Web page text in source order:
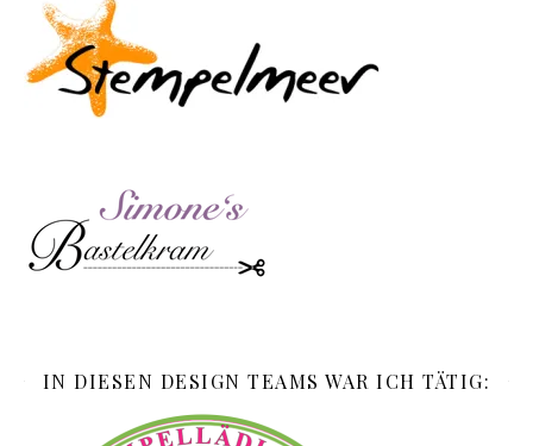
IN DIESEN DESIGN TEAMS WAR ICH TÄTIG: